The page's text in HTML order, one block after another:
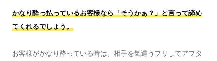
かなり酔っ払っているお客様なら「そうかぁ？」と言って諦め
てくれるでしょう。
お客様がかなり酔っている時は、相手を気遣うフリしてアフタ